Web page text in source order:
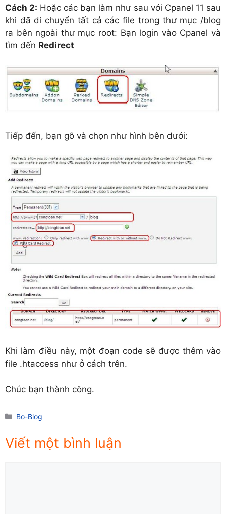
Cách 2: Hoặc các bạn làm như sau với Cpanel 11 sau
khi đã di chuyển tất cả các file trong thư mục /blog
ra bên ngoài thư mục root: Bạn login vào Cpanel và
tìm đến Redirect
Tiếp đến, bạn gõ và chọn như hình bên dưới:
Khi làm điều này, một đoạn code sẽ được thêm vào
file .htaccess như ở cách trên.
Chúc bạn thành công.
Danh
Bo-Blog
Viết một bình luận